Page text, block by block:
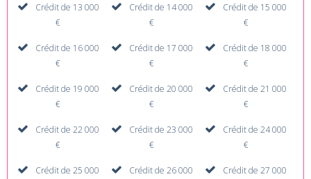
Crédit de 13 000
€
Crédit de 14 000
€
Crédit de 15 000
€
Crédit de 16 000
€
Crédit de 17 000
€
Crédit de 18 000
€
Crédit de 19 000
€
Crédit de 20 000
€
Crédit de 21 000
€
Crédit de 22 000
€
Crédit de 23 000
€
Crédit de 24 000
€
Crédit de 25 000
Crédit de 26 000
Crédit de 27 000